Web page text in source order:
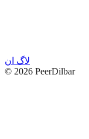
لاگ ان
© 2026 PeerDilbar